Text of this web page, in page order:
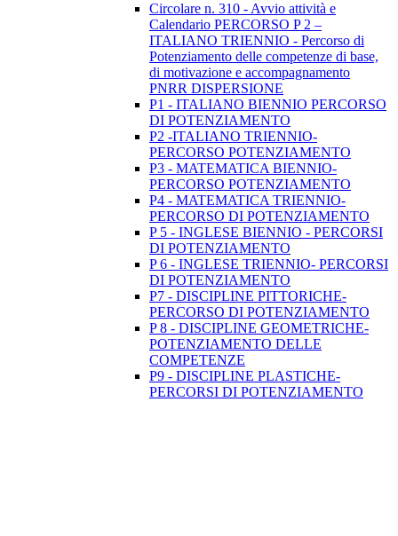
Circolare n. 310 - Avvio attività e
Calendario PERCORSO P 2 –
ITALIANO TRIENNIO - Percorso di
Potenziamento delle competenze di base,
di motivazione e accompagnamento
PNRR DISPERSIONE
P1 - ITALIANO BIENNIO PERCORSO
DI POTENZIAMENTO
P2 -ITALIANO TRIENNIO-
PERCORSO POTENZIAMENTO
P3 - MATEMATICA BIENNIO-
PERCORSO POTENZIAMENTO
P4 - MATEMATICA TRIENNIO-
PERCORSO DI POTENZIAMENTO
P 5 - INGLESE BIENNIO - PERCORSI
DI POTENZIAMENTO
P 6 - INGLESE TRIENNIO- PERCORSI
DI POTENZIAMENTO
P7 - DISCIPLINE PITTORICHE-
PERCORSO DI POTENZIAMENTO
P 8 - DISCIPLINE GEOMETRICHE-
POTENZIAMENTO DELLE
COMPETENZE
P9 - DISCIPLINE PLASTICHE-
PERCORSI DI POTENZIAMENTO